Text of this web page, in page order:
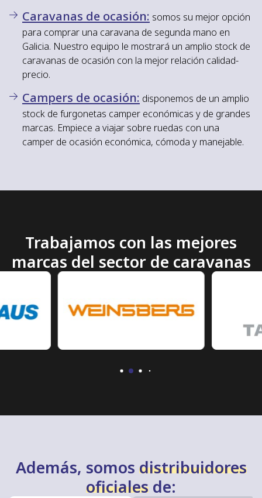
Caravanas de ocasión: somos su mejor opción
para comprar una caravana de segunda mano en
Galicia. Nuestro equipo le mostrará un amplio stock de
caravanas de ocasión con la mejor relación calidad-
precio.
Campers de ocasión: disponemos de un amplio
stock de furgonetas camper económicas y de grandes
marcas. Empiece a viajar sobre ruedas con una
camper de ocasión económica, cómoda y manejable.
Trabajamos con las mejores
marcas del sector de caravanas
Además, somos distribuidores
oficiales de: